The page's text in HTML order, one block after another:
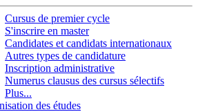
Cursus de premier cycle
S'inscrire en master
Candidates et candidats internationaux
Autres types de candidature
Inscription administrative
Numerus clausus des cursus sélectifs
Plus...
des études